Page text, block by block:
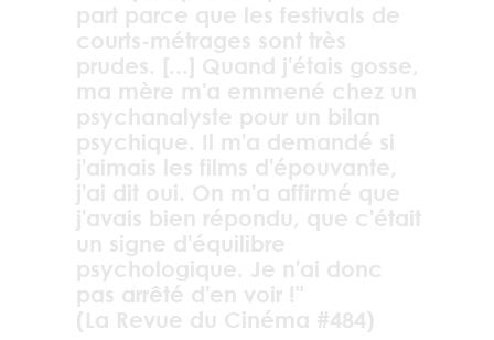
part parce que les festivals de
courts-métrages sont très
prudes. [...] Quand j'étais gosse,
ma mère m'a emmené chez un
psychanalyste pour un bilan
psychique. Il m'a demandé si
j'aimais les films d'épouvante,
j'ai dit oui. On m'a affirmé que
j'avais bien répondu, que c'était
un signe d'équilibre
psychologique. Je n'ai donc
pas arrêté d'en voir !"
(La Revue du Cinéma #484)